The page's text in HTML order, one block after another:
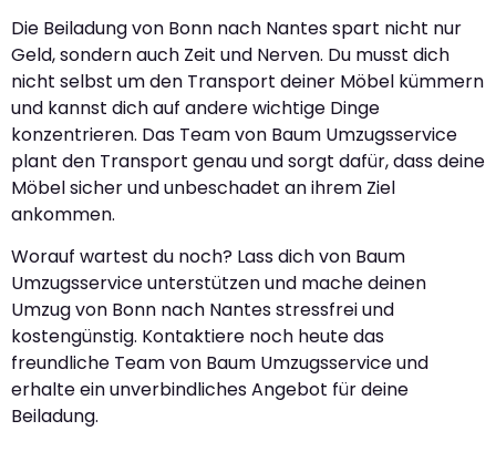
Die Beiladung von Bonn nach Nantes spart nicht nur
Geld, sondern auch Zeit und Nerven. Du musst dich
nicht selbst um den Transport deiner Möbel kümmern
und kannst dich auf andere wichtige Dinge
konzentrieren. Das Team von Baum Umzugsservice
plant den Transport genau und sorgt dafür, dass deine
Möbel sicher und unbeschadet an ihrem Ziel
ankommen.
Worauf wartest du noch? Lass dich von Baum
Umzugsservice unterstützen und mache deinen
Umzug von Bonn nach Nantes stressfrei und
kostengünstig. Kontaktiere noch heute das
freundliche Team von Baum Umzugsservice und
erhalte ein unverbindliches Angebot für deine
Beiladung.